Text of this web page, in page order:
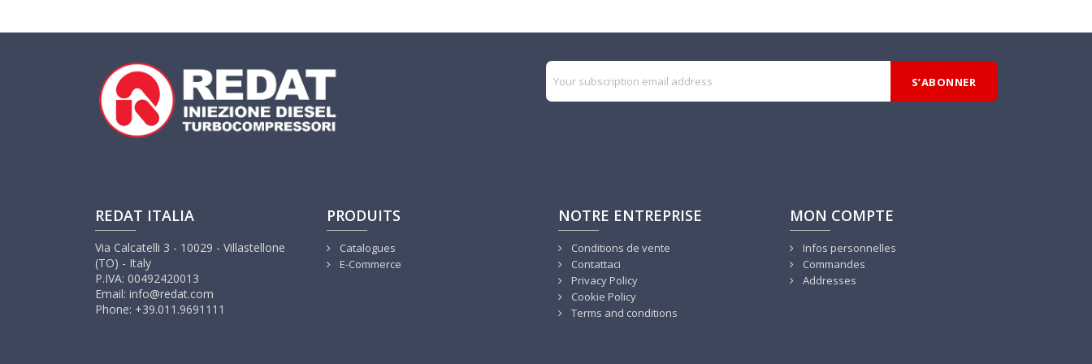
REDAT ITALIA
Via Calcatelli 3 - 10029 - Villastellone
(TO) - Italy
P.IVA: 00492420013
Email: info@redat.com
Phone: +39.011.9691111
PRODUITS
Catalogues
E-Commerce
NOTRE ENTREPRISE
Conditions de vente
Contattaci
Privacy Policy
Cookie Policy
Terms and conditions
MON COMPTE
Infos personnelles
Commandes
Addresses